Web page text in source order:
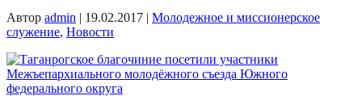
Автор admin | 19.02.2017 | Молодежное и миссионерское
служение, Новости